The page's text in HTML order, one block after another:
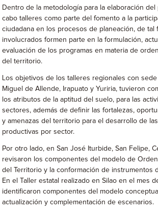
Dentro de la metodología para la elaboración del
cabo talleres como parte del fomento a la
ciudadana en los procesos de planeación, de tal
involucrados formen parte en la formulación,
evaluación de los programas en materia de
del territorio.
Los objetivos de los talleres regionales con sede
Miguel de Allende, Irapuato y Yuriria, tuvieron
los atributos de la aptitud del suelo, para las
sectores, además de definir las fortalezas,
y amenazas del territorio para el desarrollo de
productivas por sector.
Por otro lado, en San José Iturbide, San Felipe,
revisaron los componentes del modelo de
del Territorio y la conformación de instrumentos
En el Taller estatal realizado en Silao en el mes
identificaron componentes del modelo
actualización y complementación de escenarios.